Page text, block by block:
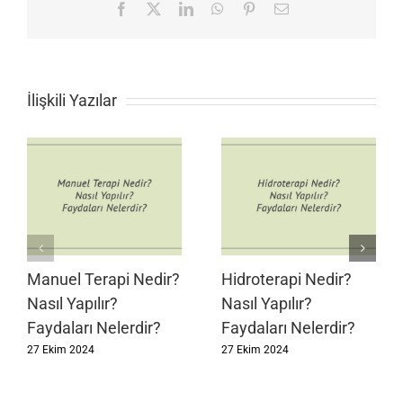
Facebook LinkedInWhatsApp
Pinterest
E-
İlişkili Yazılar
Manuel Terapi Nedir?
Nasıl Yapılır?
Faydaları Nelerdir?
27 Ekim 2024
Hidroterapi Nedir?
Nasıl Yapılır?
Faydaları Nelerdir?
27 Ekim 2024